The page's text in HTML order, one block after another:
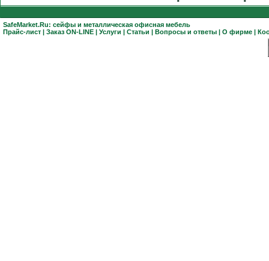
SafeMarket.Ru: сейфы и металлическая офисная мебель
Прайс-лист | Заказ ON-LINE | Услуги | Статьи | Вопросы и ответы | О фирме |